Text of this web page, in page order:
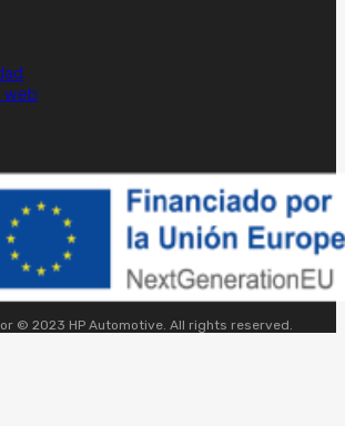
web
© 2023 HP Automotive. All rights reserved.